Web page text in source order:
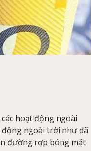
hoạt động ngoài
động ngoài trời như dã
đường rợp bóng mát